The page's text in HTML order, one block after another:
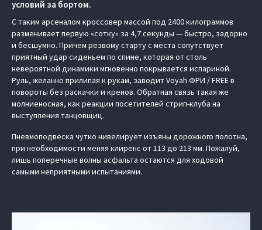
условий за бортом.
С таким арсеналом кроссовер массой под 2400 килограммов
разменивает первую «сотку» за 4,7 секунды — быстро, задорно
и бесшумно. Причем резвому старту с места сопутствует
приятный удар сиденьем по спине, которая от столь
невероятной динамики мгновенно покрывается испариной.
Руль, желанно прилипая к рукам, заводит Voyah ФРИ / FREE в
повороты без раскачки и кренов. Обратная связь такая же
молниеносная, как реакции посетителей стрип-клуба на
выступления танцовщиц.
Пневмоподвеска чутко нивелирует изъяны дорожного полотна,
при необходимости меняя клиренс от 113 до 213 мм. Пожалуй,
лишь поперечные волны асфальта остаются для ходовой
самыми неприятными испытаниями.